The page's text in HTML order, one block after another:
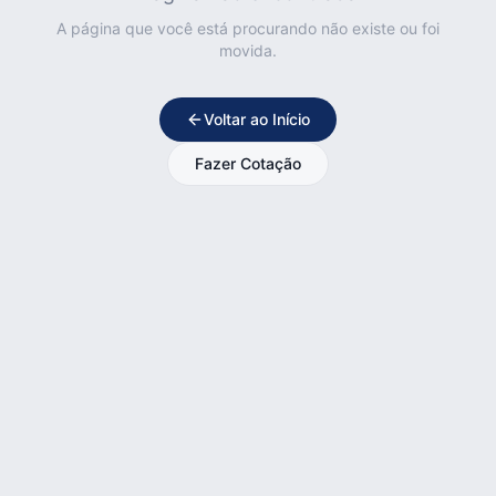
A página que você está procurando não existe ou foi
movida.
Voltar ao Início
Fazer Cotação